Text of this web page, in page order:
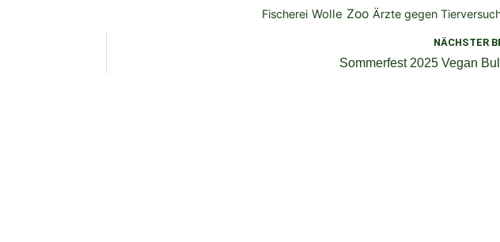
Fischerei Wolle Zoo Ärzte gegen
NÄCHSTER
Sommerfest 2025 Vegan